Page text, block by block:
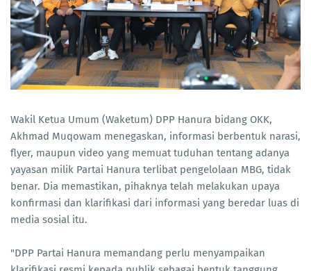
Wakil Ketua Umum (Waketum) DPP Hanura bidang OKK,
Akhmad Muqowam menegaskan, informasi berbentuk narasi,
flyer, maupun video yang memuat tuduhan tentang adanya
yayasan milik Partai Hanura terlibat pengelolaan MBG, tidak
benar. Dia memastikan, pihaknya telah melakukan upaya
konfirmasi dan klarifikasi dari informasi yang beredar luas di
media sosial itu.
"DPP Partai Hanura memandang perlu menyampaikan